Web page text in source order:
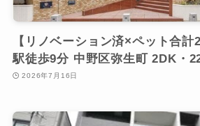
【リノベーション済×ペット合
駅徒歩9分 中野区弥生町 2DK・
2026年7月16日